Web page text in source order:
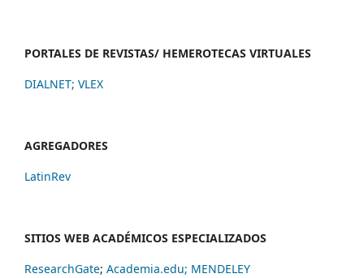
PORTALES DE REVISTAS/ HEMEROTECAS VIRTUALES
DIALNET; VLEX
AGREGADORES
LatinRev
SITIOS WEB ACADÉMICOS ESPECIALIZADOS
ResearchGate; Academia.edu; MENDELEY